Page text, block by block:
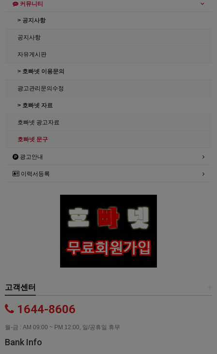
커뮤니티
> 공지사항
공지사항
자유게시판
> 호빠넷 이용문의
광고관리문의수정
> 호빠넷 자료
호빠넷 광고자료
호빠넷 문구
광고안내
이력서등록
고객센터
1644-8606
월-금 : AM 09:00 ~ PM 12:00, 일/공휴일 휴무
Bank Info